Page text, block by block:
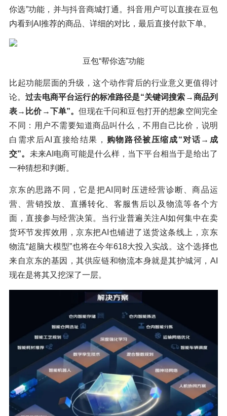
你选”功能，并与抖音商城打通。抖音用户可以直接在豆包
内看到AI推荐的商品、详细的对比，最后直接付款下单。
豆包“帮你选”功能
比起功能层面的升级，这个动作背后的行业意义更值得讨
论。过去电商平台运行的标准路径是“关键词搜索→商品列
表→比价→下单”。但现在千问和豆包打开的想象空间完全
不同：用户不需要知道商品叫什么，不用自己比价，说明
白需求后AI直接给结果， 购物路径被压缩成“对话→成
交”。 未来AI电商可能是什么样，当下平台相当于是给出了
一种猜想和判断。
京东的思路不同，它是把AI同时压进经营诊断、商品运
营、营销投放、直播转化、客服售后以及物流等各个方
面，直接参与经营决策。当行业普遍关注AI如何集中在卖
货环节发挥效用，京东把AI也铺进了送货这条线上，京东
物流“超脑大模型”也将在今年618大投入实战。这个选择也
来自京东的基因，其供应链和物流本身就是其护城河，AI
现在是将其又挖深了一层。